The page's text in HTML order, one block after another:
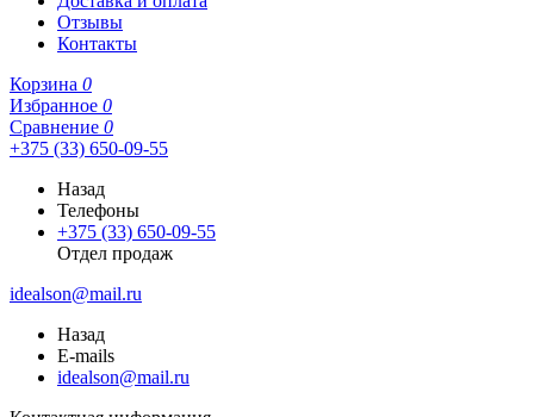
Отзывы
Контакты
Корзина 0
Избранное 0
Сравнение 0
+375 (33) 650-09-55
Назад
Телефоны
+375 (33) 650-09-55
Отдел продаж
idealson@mail.ru
Назад
E-mails
idealson@mail.ru